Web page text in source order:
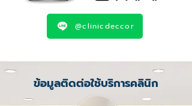
@clinicdeccor
ข้อมูลติดต่อใช้บริการคลินิก